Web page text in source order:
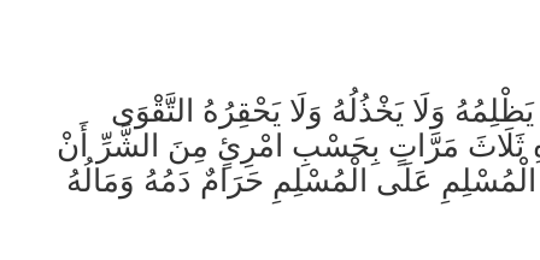
وَلَا يَخْذُلُهُ وَلَا يَحْقِرُهُ التَّقْوَى
ثَلَاثَ مَرَّاتٍ بِحَسْبِ امْرِئٍ مِنَ الشَّرِّ أَنْ
عَلَى الْمُسْلِمِ حَرَامٌ دَمُهُ وَمَالُهُ